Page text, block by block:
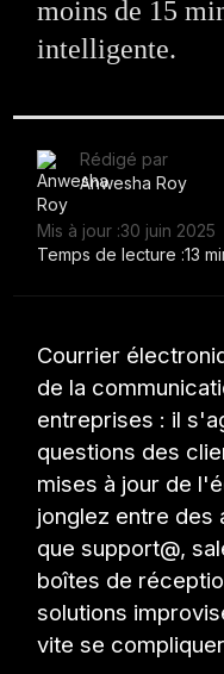
moins de 15
intelligente.
Rédigé par
Anwesha Roy
Mis à jour :30 juin 2025
Temps de lecture :13
Courrier
de la
entreprises : il
questions des
mises à jour de
jonglez entre des
que support@,
boîtes de
solutions
vite se